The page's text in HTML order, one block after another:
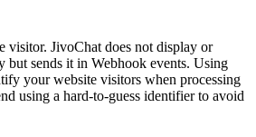
visitor. JivoChat does not display or
but sends it in Webhook events. Using
your website visitors when processing
using a hard-to-guess identifier to avoid